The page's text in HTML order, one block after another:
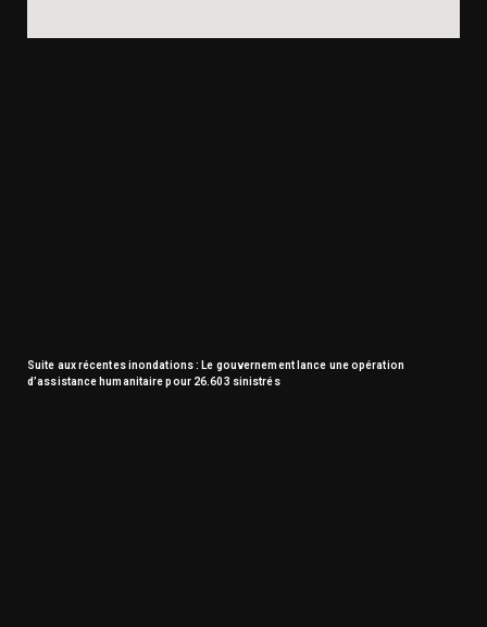
Suite aux récentes inondations : Le gouvernement lance une opération
d’assistance humanitaire pour 26.603 sinistrés